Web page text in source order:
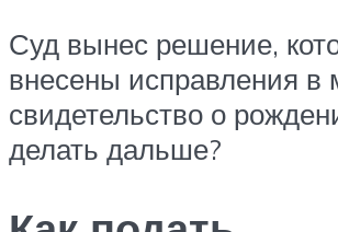
Суд вынес решение,
внесены исправления в
свидетельство о
делать дальше?